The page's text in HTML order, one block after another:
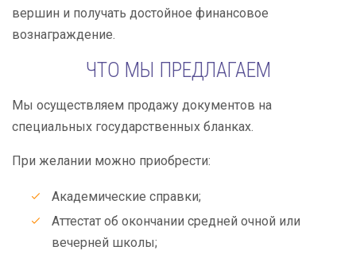
вершин и получать достойное финансовое
вознаграждение.
ЧТО МЫ ПРЕДЛАГАЕМ
Мы осуществляем продажу документов на
специальных государственных бланках.
При желании можно приобрести:
Академические справки;
Аттестат об окончании средней очной или
вечерней школы;